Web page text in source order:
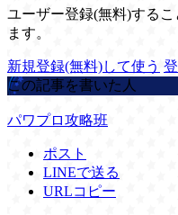
ユーザー登録(無料)する
ます。
新規登録(無料)して使う
この記事を書いた人
パワプロ攻略班
ポスト
LINEで送る
URLコピー